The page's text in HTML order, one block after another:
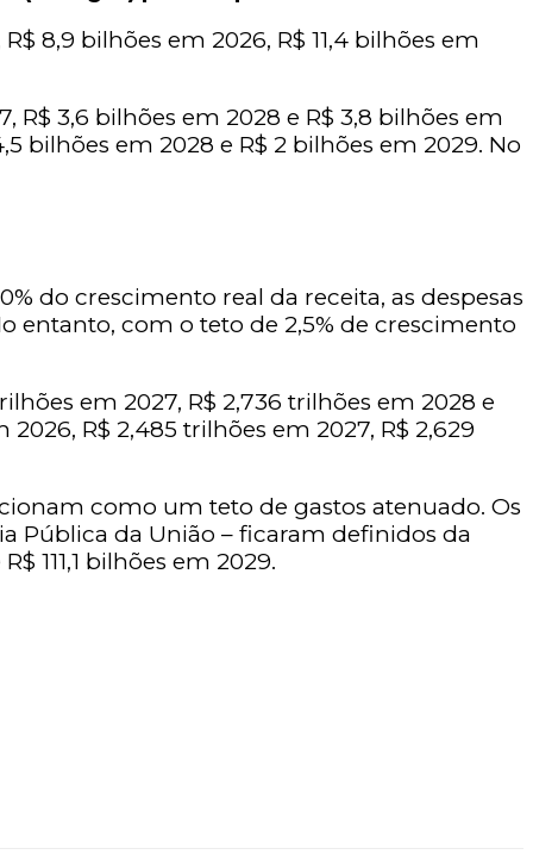
8,9 bilhões em 2026, R$ 11,4 bilhões em
R$ 3,6 bilhões em 2028 e R$ 3,8 bilhões em
bilhões em 2028 e R$ 2 bilhões em 2029. No
do crescimento real da receita, as despesas
entanto, com o teto de 2,5% de crescimento
em 2027, R$ 2,736 trilhões em 2028 e
R$ 2,485 trilhões em 2027, R$ 2,629
como um teto de gastos atenuado. Os
Pública da União – ficaram definidos da
111,1 bilhões em 2029.